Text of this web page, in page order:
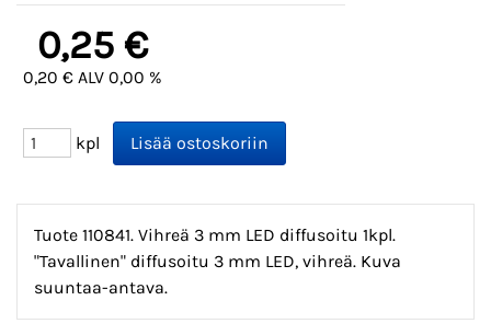
0,25 €
0,20 € ALV 0,00 %
kpl
Tuote 110841. Vihreä 3 mm LED diffusoitu 1kpl.
"Tavallinen" diffusoitu 3 mm LED, vihreä. Kuva
suuntaa-antava.